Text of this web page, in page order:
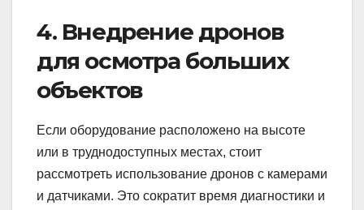
4. Внедрение дронов
для осмотра больших
объектов
Если оборудование расположено на высоте
или в труднодоступных местах, стоит
рассмотреть использование дронов с камерами
и датчиками. Это сократит время диагностики и